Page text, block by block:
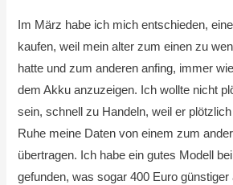
Im März habe ich mich entschieden,
kaufen, weil mein alter zum einen zu
hatte und zum anderen anfing, immer
dem Akku anzuzeigen. Ich wollte nicht
sein, schnell zu Handeln, weil er
Ruhe meine Daten von einem zum
übertragen. Ich habe ein gutes Modell
gefunden, was sogar 400 Euro günstiger